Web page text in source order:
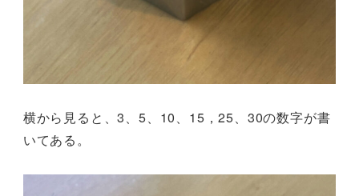
横から見ると、3、5、10、15，25、30の数字が書
いてある。